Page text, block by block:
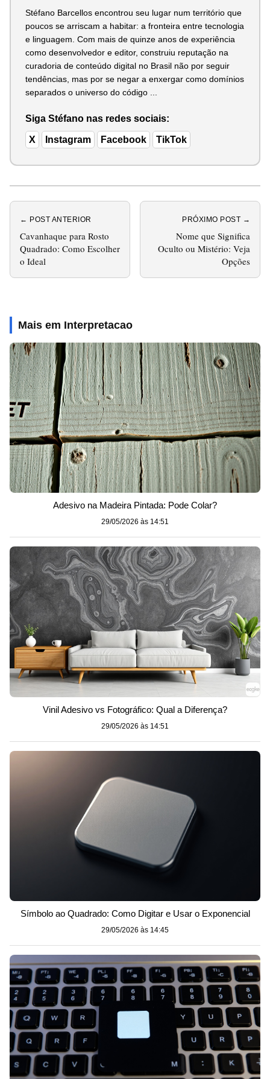
Stéfano Barcellos encontrou seu lugar num território que
poucos se arriscam a habitar: a fronteira entre tecnologia
e linguagem. Com mais de quinze anos de experiência
como desenvolvedor e editor, construiu reputação na
curadoria de conteúdo digital no Brasil não por seguir
tendências, mas por se negar a enxergar como domínios
separados o universo do código ...
Siga Stéfano nas redes sociais:
X Instagram Facebook TikTok
← POST ANTERIOR
Cavanhaque para Rosto
Quadrado: Como Escolher
o Ideal
PRÓXIMO POST →
Nome que Significa
Oculto ou Mistério: Veja
Opções
Mais em Interpretacao
Adesivo na Madeira Pintada: Pode Colar?
29/05/2026 às 14:51
Vinil Adesivo vs Fotográfico: Qual a Diferença?
29/05/2026 às 14:51
Símbolo ao Quadrado: Como Digitar e Usar o Exponencial
29/05/2026 às 14:45